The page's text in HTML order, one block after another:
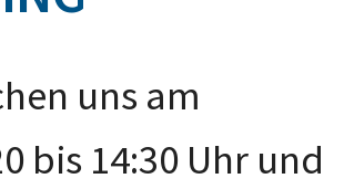
uns am
bis 14:30 Uhr und